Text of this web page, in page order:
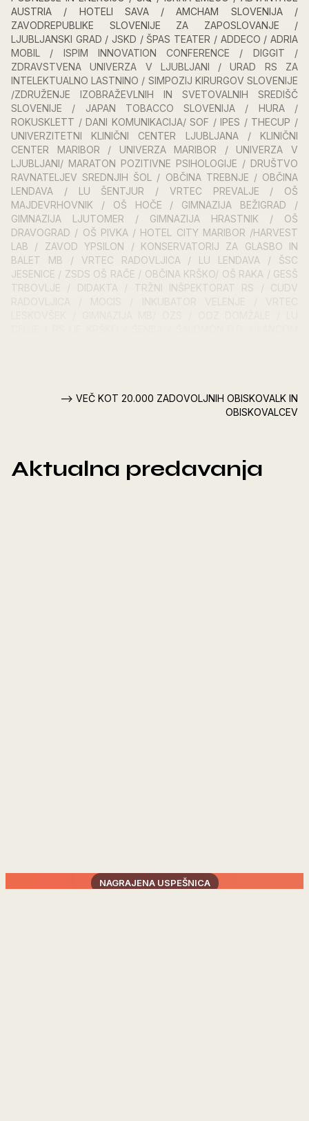
AUSTRIA / HOTELI SAVA / AMCHAM SLOVENIJA /
ZAVODREPUBLIKE SLOVENIJE ZA ZAPOSLOVANJE /
LJUBLJANSKI GRAD / JSKD / ŠPAS TEATER / ADDECO / ADRIA
MOBIL / ISPIM INNOVATION CONFERENCE / DIGGIT /
ZDRAVSTVENA UNIVERZA V LJUBLJANI / URAD RS ZA
INTELEKTUALNO LASTNINO / SIMPOZIJ KIRURGOV SLOVENIJE
/ZDRUŽENJE IZOBRAŽEVLNIH IN SVETOVALNIH SREDIŠČ
SLOVENIJE / JAPAN TOBACCO SLOVENIJA / HURA /
ROKUSKLETT / DANI KOMUNIKACIJA/ SOF / IPES / THECUP /
UNIVERZITETNI KLINIČNI CENTER LJUBLJANA / KLINIČNI
CENTER MARIBOR / UNIVERZA MARIBOR / UNIVERZA V
LJUBLJANI/ MARATON POZITIVNE PSIHOLOGIJE / DRUŠTVO
RAVNATELJEV SREDNJIH ŠOL / OBČINA TREBNJE / OBČINA
LENDAVA / LU ŠENTJUR / VRTEC PREVALJE / OŠ
MAJDEVRHOVNIK / OŠ HOČE / GIMNAZIJA BEŽIGRAD /
GIMNAZIJA LJUTOMER / GIMNAZIJA HRASTNIK / OŠ
DRAVOGRAD / OŠ PIVKA / HOTEL CITY MARIBOR /HARVEST
LAB / ZAVOD YPSILON / KONSERVATORIJ ZA GLASBO IN
BALET MB / VRTEC RADOVLJICA / LU LENDAVA / ŠSC
JESENICE / ZSDS OŠ RAČE / OBČINA KRŠKO/ OŠ RAKA / GESŠ
TRBOVLJE / DIDAKTA / TRŽNI INŠPEKTORAT RS / CUDV
--> VEČ KOT 20.000 ZADOVOLJNIH OBISKOVALK IN
OBISKOVALCEV
Aktualna predavanja
NAGRAJENA USPEŠNICA